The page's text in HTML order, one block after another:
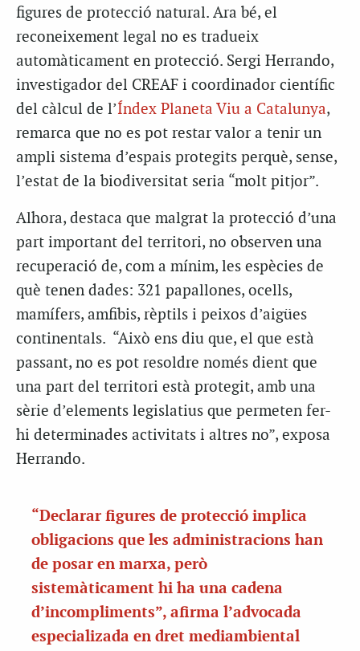
figures de protecció natural. Ara bé, el
reconeixement legal no es tradueix
automàticament en protecció. Sergi Herrando,
investigador del CREAF i coordinador científic
del càlcul de l’Índex Planeta Viu a Catalunya,
remarca que no es pot restar valor a tenir un
ampli sistema d’espais protegits perquè, sense,
l’estat de la biodiversitat seria “molt pitjor”.
Alhora, destaca que malgrat la protecció d’una
part important del territori, no observen una
recuperació de, com a mínim, les espècies de
què tenen dades: 321 papallones, ocells,
mamífers, amfibis, rèptils i peixos d’aigües
continentals. “Això ens diu que, el que està
passant, no es pot resoldre només dient que
una part del territori està protegit, amb una
sèrie d’elements legislatius que permeten fer-
hi determinades activitats i altres no”, exposa
Herrando.
“Declarar figures de protecció implica
obligacions que les administracions han
de posar en marxa, però
sistemàticament hi ha una cadena
d’incompliments”, afirma l’advocada
especializada en dret mediambiental